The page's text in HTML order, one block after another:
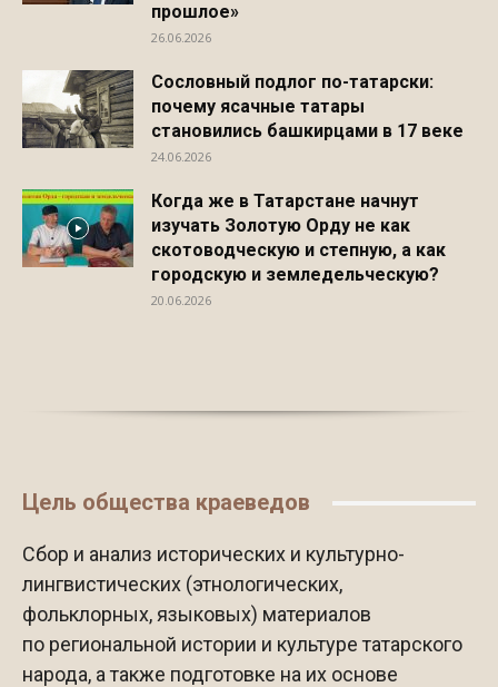
прошлое»
26.06.2026
Сословный подлог по-татарски:
почему ясачные татары
становились башкирцами в 17 веке
24.06.2026
Когда же в Татарстане начнут
изучать Золотую Орду не как
скотоводческую и степную, а как
городскую и земледельческую?
20.06.2026
Цель общества краеведов
Сбор и анализ исторических и культурно-
лингвистических (этнологических,
фольклорных, языковых) материалов
по региональной истории и культуре татарского
народа, а также подготовке на их основе